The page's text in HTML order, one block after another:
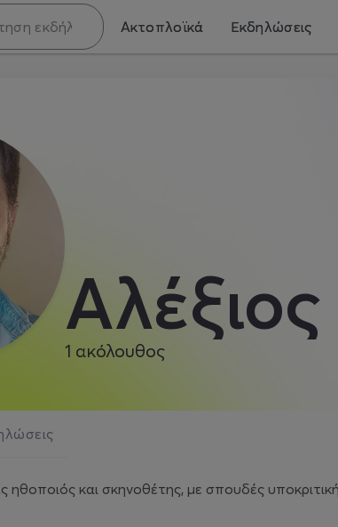
Ακτοπλοϊκά Εκδηλώσεις
1 ακόλουθος
ηθοποιός και σκηνοθέτης, με σπουδές